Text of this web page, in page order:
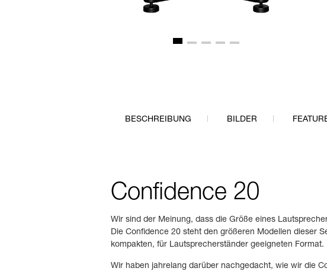
BESCHREIBUNG BILDER
Confidence 20
Wir sind der Meinung, dass die Größe eines
Die Confidence 20 steht den größeren Modellen dieser
kompakten, für Lautsprecherständer geeigneten Format.
Wir haben jahrelang darüber nachgedacht, wie wir die